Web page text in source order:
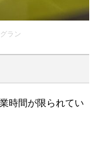
ラン
時間が限られてい